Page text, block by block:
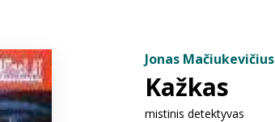
Jonas Mačiukevičius
Kažkas
mistinis detektyvas